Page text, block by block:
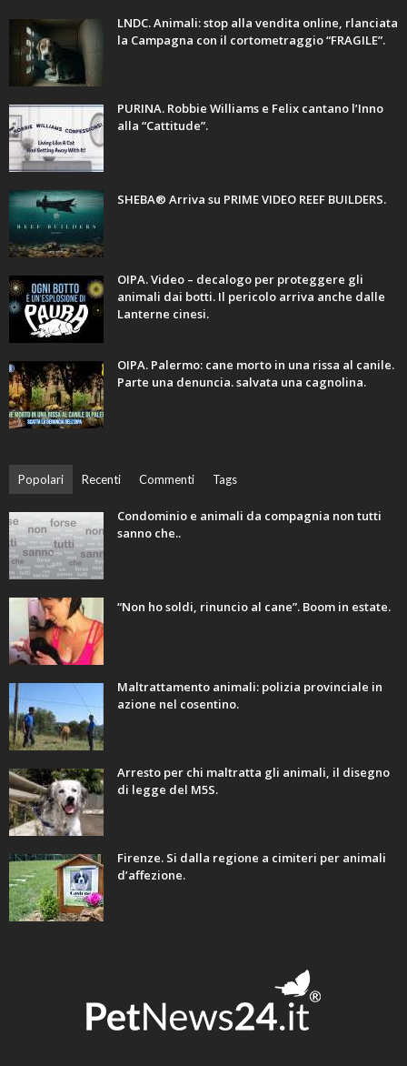
LNDC. Animali: stop alla vendita online, rlanciata
la Campagna con il cortometraggio “FRAGILE”.
PURINA. Robbie Williams e Felix cantano l’Inno
alla “Cattitude”.
SHEBA® Arriva su PRIME VIDEO REEF BUILDERS.
OIPA. Video – decalogo per proteggere gli
animali dai botti. Il pericolo arriva anche dalle
Lanterne cinesi.
OIPA. Palermo: cane morto in una rissa al canile.
Parte una denuncia. salvata una cagnolina.
Popolari Recenti Commenti Tags
Condominio e animali da compagnia non tutti
sanno che..
“Non ho soldi, rinuncio al cane”. Boom in estate.
Maltrattamento animali: polizia provinciale in
azione nel cosentino.
Arresto per chi maltratta gli animali, il disegno
di legge del M5S.
Firenze. Si dalla regione a cimiteri per animali
d’affezione.